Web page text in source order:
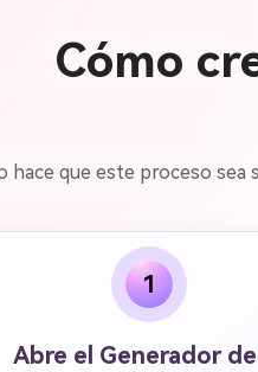
Cómo
hace que este proceso sea
1
Abre el Generador